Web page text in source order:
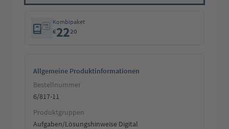
Kombipaket
€2220
Allgemeine Produktinformationen
Bestellnummer
6/817-11
Produktgruppen
Aufgaben/Lösungshinweise Digital